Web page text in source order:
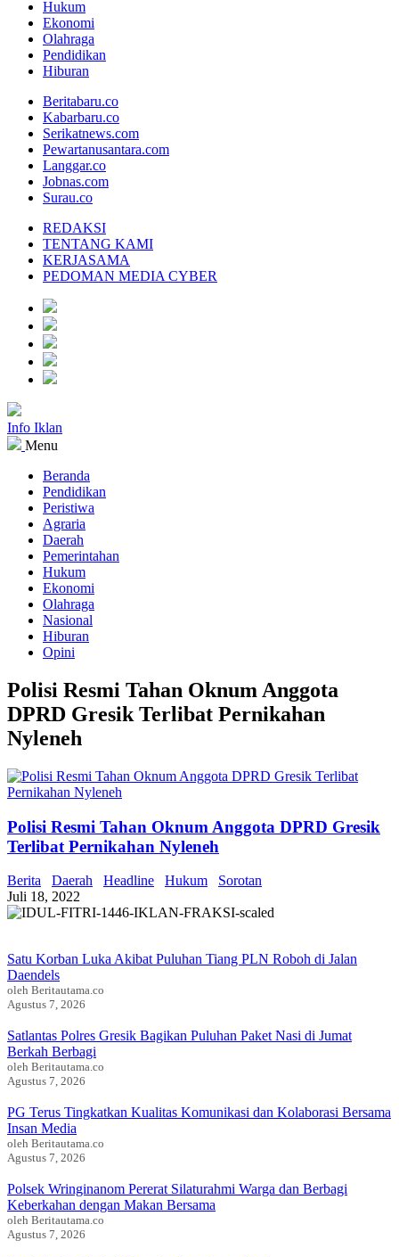
Hukum
Ekonomi
Olahraga
Pendidikan
Hiburan
Beritabaru.co
Kabarbaru.co
Serikatnews.com
Pewartanusantara.com
Langgar.co
Jobnas.com
Surau.co
REDAKSI
TENTANG KAMI
KERJASAMA
PEDOMAN MEDIA CYBER
Info Iklan
Menu
Beranda
Pendidikan
Peristiwa
Agraria
Daerah
Pemerintahan
Hukum
Ekonomi
Olahraga
Nasional
Hiburan
Opini
Polisi Resmi Tahan Oknum Anggota
DPRD Gresik Terlibat Pernikahan
Nyleneh
Polisi Resmi Tahan Oknum Anggota DPRD Gresik
Terlibat Pernikahan Nyleneh
Berita Daerah Headline Hukum
Sorotan
Juli 18, 2022
Satu Korban Luka Akibat Puluhan Tiang PLN Roboh di Jalan
Daendels
oleh Beritautama.co
Agustus 7, 2026
Satlantas Polres Gresik Bagikan Puluhan Paket Nasi di Jumat
Berkah Berbagi
oleh Beritautama.co
Agustus 7, 2026
PG Terus Tingkatkan Kualitas Komunikasi dan Kolaborasi Bersama
Insan Media
oleh Beritautama.co
Agustus 7, 2026
Polsek Wringinanom Pererat Silaturahmi Warga dan Berbagi
Keberkahan dengan Makan Bersama
oleh Beritautama.co
Agustus 7, 2026